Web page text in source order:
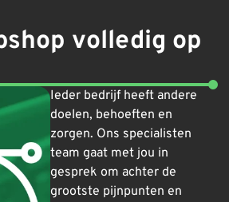
volledig op
Ieder bedrijf heeft andere
doelen, behoeften en
zorgen. Ons specialisten
team gaat met jou in
gesprek om achter de
grootste pijnpunten en